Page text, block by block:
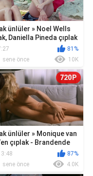
ünlüler » Noel Wells
Daniella Pineda çıplak
Roosevelt (2017)
81%
sene önce
10K
720P
ünlüler » Monique van
çıplak - Brandende
(1983)
87%
sene önce
4.0K